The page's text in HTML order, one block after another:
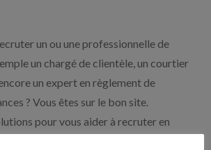
un ou une professionnelle de
un chargé de clientèle, un courtier
un expert en règlement de
? Vous êtes sur le bon site.
pour vous aider à recruter en